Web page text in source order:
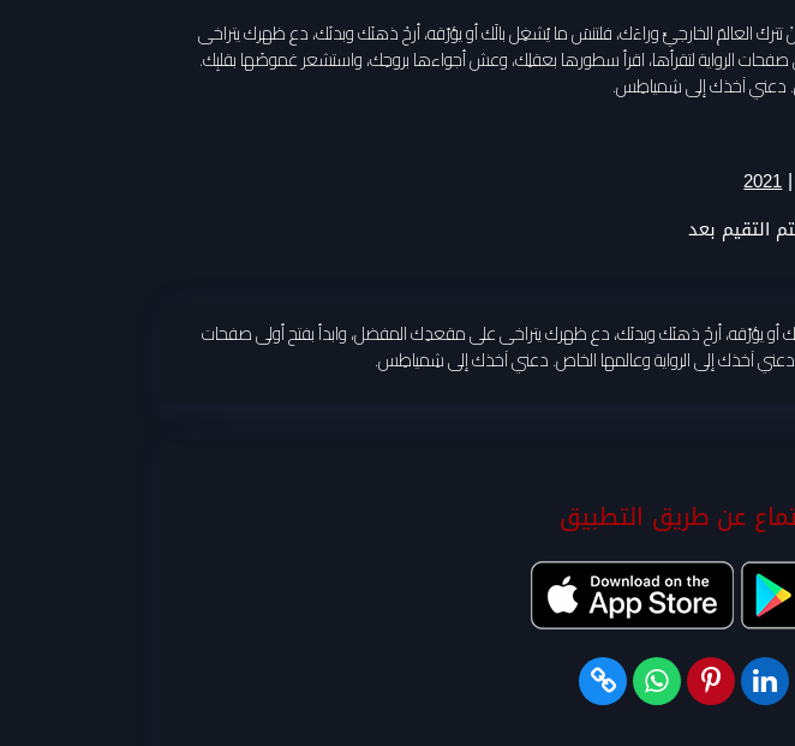
العالمَ الخارجيَّ وراءَك، فلتنسَ ما يُشغِل بالَك أو يؤرّقه، أرحْ ذهنَك وبدنَك، دع ظهرك يتراخى
الرواية لتقرأها، اقرأ سطورها بعقلِك، وعش أجواءها بروحِك، واستشعر غموضَها بقلبِك.
دعني آخذك إلى شِمياطِس.
|
2021
التقيم بعد
أو يؤرّقه، أرحْ ذهنَك وبدنَك، دع ظهرك يتراخى على مقعدِك المفضل، وابدأ بفتح أولى صفحات
آخذك إلى الرواية وعالمها الخاص. دعني آخذك إلى شِمياطِس.
عن طريق التطبيق